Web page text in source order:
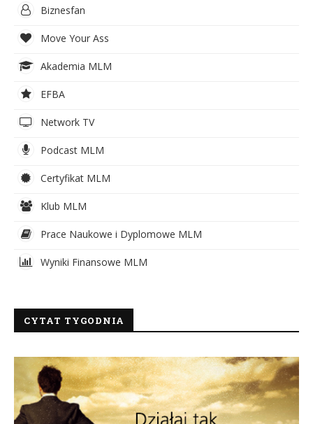
Biznesfan
Move Your Ass
Akademia MLM
EFBA
Network TV
Podcast MLM
Certyfikat MLM
Klub MLM
Prace Naukowe i Dyplomowe MLM
Wyniki Finansowe MLM
CYTAT TYGODNIA